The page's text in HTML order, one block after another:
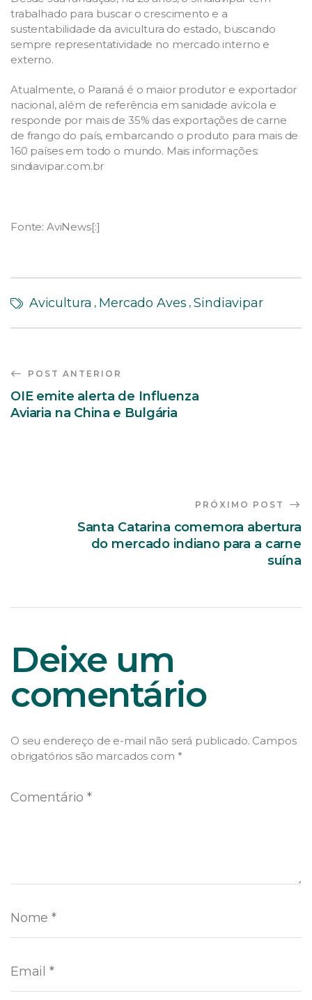
trabalhado para buscar o crescimento e a
sustentabilidade da avicultura do estado, buscando
sempre representatividade no mercado interno e
externo.
Atualmente, o Paraná é o maior produtor e exportador
nacional, além de referência em sanidade avícola e
responde por mais de 35% das exportações de carne
de frango do país, embarcando o produto para mais de
160 países em todo o mundo. Mais informações:
sindiavipar.com.br
Fonte: AviNews[:]
Avicultura , Mercado Aves , Sindiavipar
POST ANTERIOR
OIE emite alerta de Influenza
Aviaria na China e Bulgária
PRÓXIMO POST
Santa Catarina comemora abertura
do mercado indiano para a carne
suína
Deixe um
comentário
O seu endereço de e-mail não será publicado. Campos
obrigatórios são marcados com *